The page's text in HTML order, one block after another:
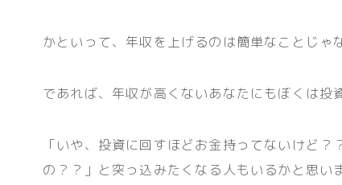
かといって、年収を上げるのは簡単なことじゃ
であれば、年収が高くないあなたにもぼくは投
「いや、投資に回すほどお金持ってないけど
の？？」と突っ込みたくなる人もいるかと思い